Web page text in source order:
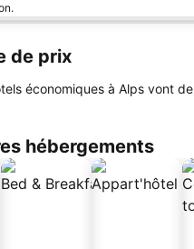
de prix
économiques à Alps vont de
hébergements